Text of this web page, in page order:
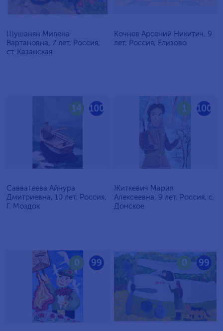
Шушанян Милена
Вартановна, 7 лет, Россия,
ст. Казанская
Кочнев Арсений Никитич, 9
лет, Россия, Елизово
100
14
Савватеева Айнура
Дмитриевна, 10 лет, Россия,
Г. Моздок
100
1
Житкевич Мария
Алексеевна, 9 лет, Россия, c.
Донское
99
0 99
0